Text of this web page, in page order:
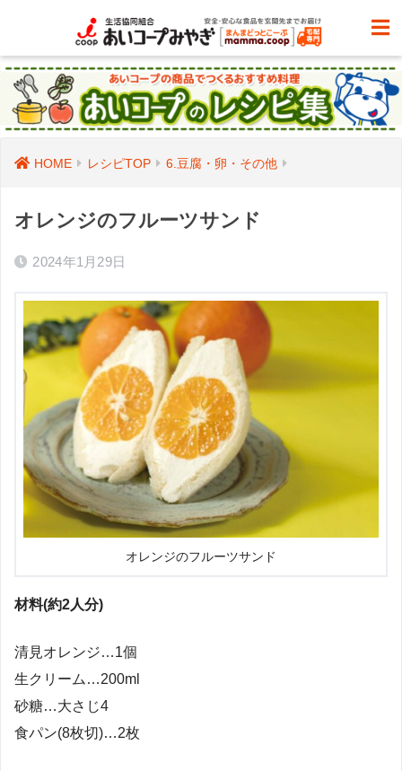
HOME レシピTOP 6.豆腐・卵・その他
オレンジのフルーツサンド
2024年1月29日
オレンジのフルーツサンド
材料(約2人分)
清見オレンジ…1個
生クリーム…200ml
砂糖…大さじ4
食パン(8枚切)…2枚